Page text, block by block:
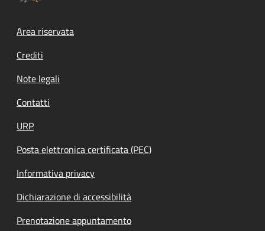
Footer menu
Area riservata
Crediti
Note legali
Contatti
URP
Posta elettronica certificata (PEC)
Informativa privacy
Dichiarazione di accessibilità
Prenotazione appuntamento